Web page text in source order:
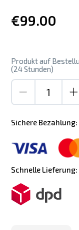
€99.00
Produkt auf
(24 Stunden)
Sichere Bezahlung:
Schnelle Lieferung: